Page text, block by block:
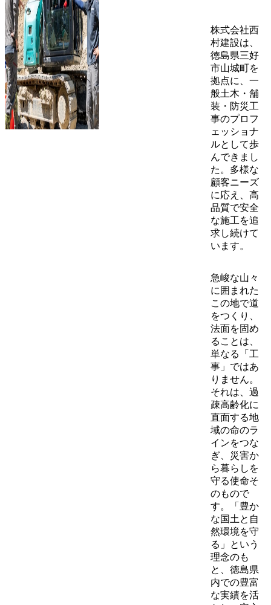
株式会社西
村建設は、
徳島県三好
市山城町を
拠点に、一
般土木・舗
装・防災工
事のプロフ
ェッショナ
ルとして歩
んできまし
た。多様な
顧客ニーズ
に応え、高
品質で安全
な施工を追
求し続けて
います。
急峻な山々
に囲まれた
この地で道
をつくり、
法面を固め
ることは、
単なる「工
事」ではあ
りません。
それは、過
疎高齢化に
直面する地
域の命のラ
インをつな
ぎ、災害か
ら暮らしを
守る使命そ
のもので
す。「豊か
な国土と自
然環境を守
る」という
理念のも
と、徳島県
内での豊富
な実績を活